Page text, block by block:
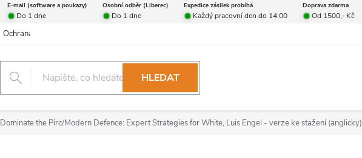
E-mail (software a poukazy) Osobní odběr (Liberec) Expedice zásilek probíhá Doprava zdarma
Do 1 dne Do 1 dne Každý pracovní den do 14:00 Od 1500,- Kč
Ochrana osobních údajů
HLEDAT
Dominate the Pirc/Modern Defence: Expert Strategies for White, Luis Engel - verze ke stažení (anglicky)